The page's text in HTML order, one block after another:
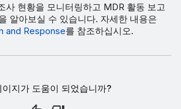
한국어
Português
中文（繁體）
사 현황을 모니터링하고 MDR 활동 보고
알아보실 수 있습니다. 자세한 내용은
and Response를 참조하십시오.
이지가 도움이 되었습니까?